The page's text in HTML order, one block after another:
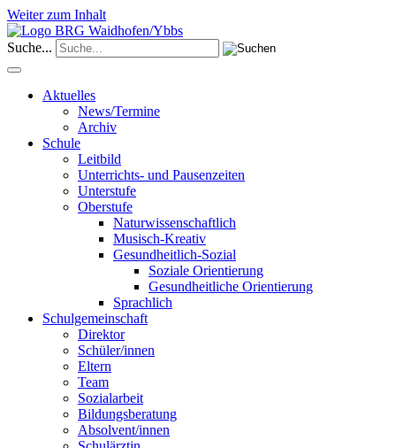
Weiter zum Inhalt
Suche...
Aktuelles
News/Termine
Archiv
Schule
Leitbild
Unterrichts- und Pausenzeiten
Unterstufe
Oberstufe
Naturwissenschaftlich
Musisch-Kreativ
Gesundheitlich-Sozial
Soziale Orientierung
Gesundheitliche Orientierung
Sprachlich
Schulgemeinschaft
Direktor
Schüler/innen
Eltern
Team
Sozialarbeit
Bildungsberatung
Absolvent/innen